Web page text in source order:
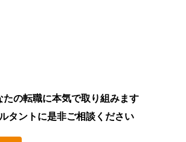
の転職に本気で取り組みます
タントに是非ご相談ください